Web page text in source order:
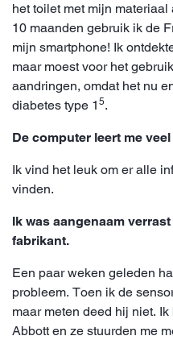
het toilet met mijn
10 maanden gebruik ik de
mijn smartphone! Ik
maar moest voor het
aandringen, omdat het nu
diabetes type 1 5.
De computer leert me
Ik vind het leuk om er alle
vinden.
Ik was aangenaam
fabrikant.
Een paar weken geleden
probleem. Toen ik de
maar meten deed hij niet.
Abbott en ze stuurden me